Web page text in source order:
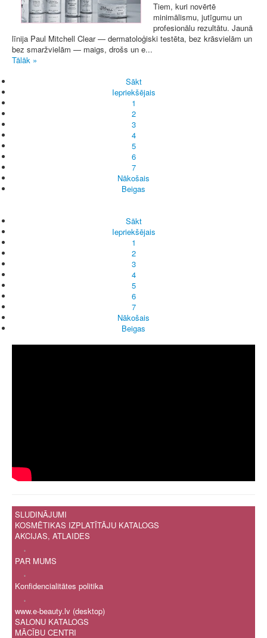
Tiem, kuri novērtē
minimālismu, jutīgumu un
profesionālu rezultātu. Jaunā
līnija Paul Mitchell Clear — dermatoloģiski testēta, bez krāsvielām un
bez smaržvielām — maigs, drošs un e...
Tālāk »
Sākt
Iepriekšējais
1
2
3
4
5
6
7
Nākošais
Beigas
Sākt
Iepriekšējais
1
2
3
4
5
6
7
Nākošais
Beigas
SLUDINĀJUMI
KOSMĒTIKAS IZPLATĪTĀJU KATALOGS
AKCIJAS, ATLAIDES
.
PAR MUMS
.
Konfidencialitātes politika
.
www.e-beauty.lv (desktop)
SALONU KATALOGS
MĀCĪBU CENTRI